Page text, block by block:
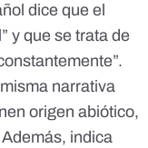
dice que el
y que se trata de
narrativa
origen abiótico,
indica